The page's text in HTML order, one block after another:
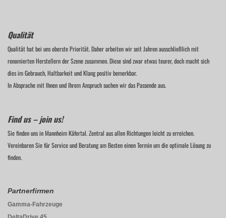
Qualität
Qualität hat bei uns oberste Priorität. Daher arbeiten wir seit Jahren ausschließlich mit
renomierten Herstellern der Szene zusammen. Diese sind zwar etwas teurer, doch macht sich
dies im Gebrauch, Haltbarkeit und Klang positiv bemerkbar.
In Absprache mit Ihnen und Ihrem Anspruch suchen wir das Passende aus.
Find us – join us!
Sie finden uns in Mannheim Käfertal. Zentral aus allen Richtungen leicht zu erreichen.
Vereinbaren Sie für Service und Beratung am Besten einen Termin um die optimale Lösung zu
finden.
Partnerfirmen
Gamma-Fahrzeuge